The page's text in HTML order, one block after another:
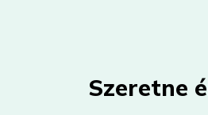
Szeretne